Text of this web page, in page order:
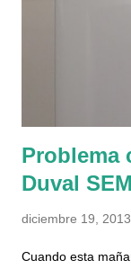
i
o
Problema
Duval
diciembre 19, 2013
Cuando esta